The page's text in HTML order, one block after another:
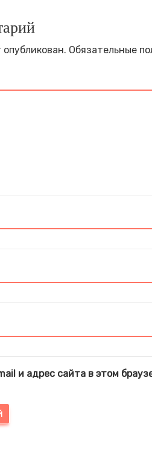
Обязательные
и адрес сайта в этом